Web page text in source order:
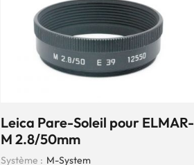
Leica Pare-Soleil pour ELMAR-
M 2.8/50mm
Système : M-System